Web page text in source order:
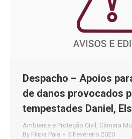
Despacho – Apoios
de danos provocados
tempestades Daniel,
Ambiente e Proteção Civil
Câmara
By Filipa Pais 5 Fevereiro 2020